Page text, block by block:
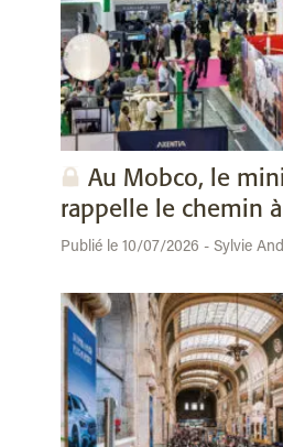
Au Mobco, le
rappelle le chemin
Publié le 10/07/2026 - Sylvie